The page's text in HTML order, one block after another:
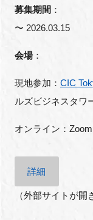
募集期間 ：
〜 2026.03.15
会場：
現地参加： CIC
ルズビジネスタワ
オンライン：
詳細
（外部サイトが開